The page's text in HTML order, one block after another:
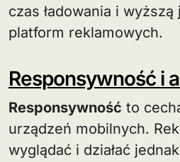
czas ładowania i
platform reklamowych.
Responsywność i
Responsywność to
urządzeń mobilnych.
wyglądać i działać